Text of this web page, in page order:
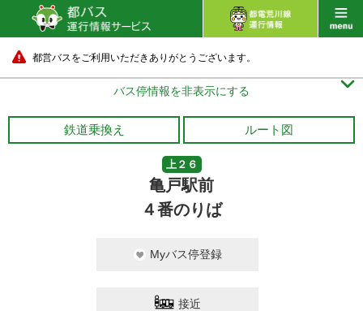
都営バスをご利用いただきありがとうございます。
バス停情報を非表示にする 
鉄道乗換え ルート図
上２６
亀戸駅前
４番のりば
Myバス停登録
接近